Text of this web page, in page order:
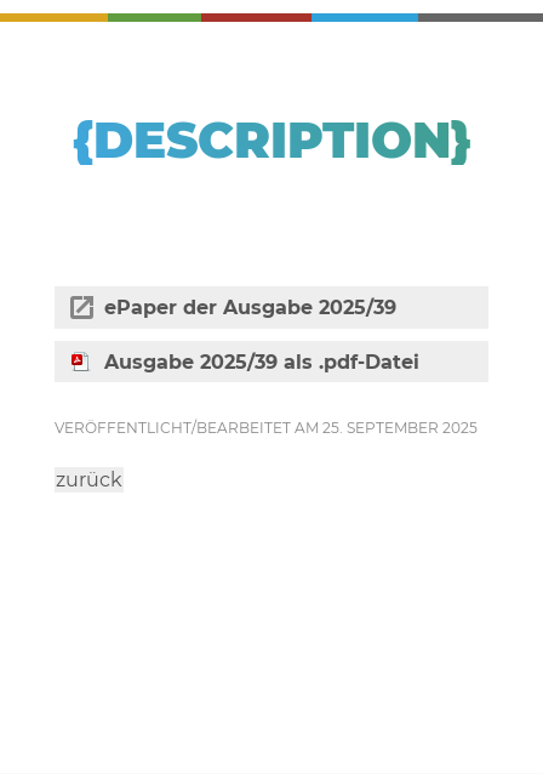
{DESCRIPTION}
ePaper der Ausgabe 2025/39
Ausgabe 2025/39 als .pdf-Datei
VERÖFFENTLICHT/BEARBEITET AM 25. SEPTEMBER 2025
zurück